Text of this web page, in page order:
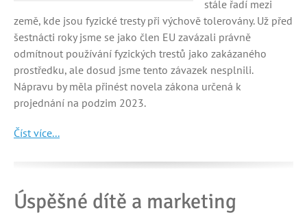
stále řadí mezi
země, kde jsou fyzické tresty při výchově tolerovány. Už před
šestnácti roky jsme se jako člen EU zavázali právně
odmítnout používání fyzických trestů jako zakázaného
prostředku, ale dosud jsme tento závazek nesplnili.
Nápravu by měla přinést novela zákona určená k
projednání na podzim 2023.
Číst více...
Úspěšné dítě a marketing